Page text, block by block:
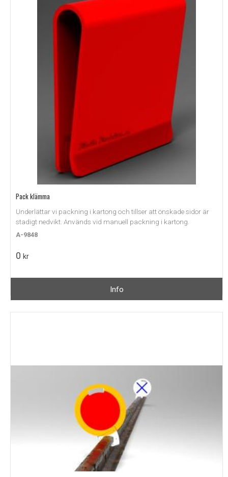
Pack klämma
Underlättar vi packning i kartong och tillser att önskade sidor är
stadigt nedvikt. Används vid manuell packning i kartong.
A-9848
0 kr
Info